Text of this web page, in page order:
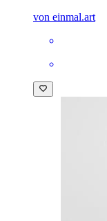
von einmal.art